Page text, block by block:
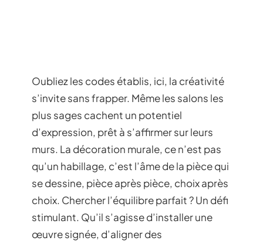
Oubliez les codes établis, ici, la créativité
s’invite sans frapper. Même les salons les
plus sages cachent un potentiel
d’expression, prêt à s’affirmer sur leurs
murs. La décoration murale, ce n’est pas
qu’un habillage, c’est l’âme de la pièce qui
se dessine, pièce après pièce, choix après
choix. Chercher l’équilibre parfait ? Un défi
stimulant. Qu’il s’agisse d’installer une
œuvre signée, d’aligner des